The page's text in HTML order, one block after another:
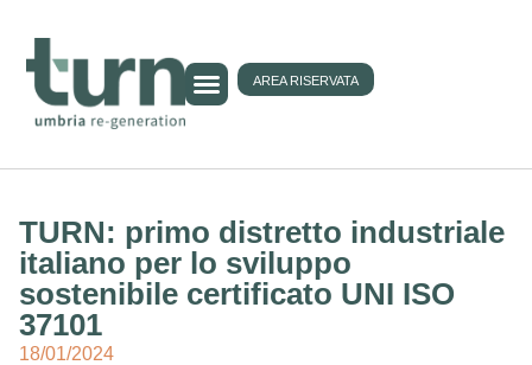
AREA RISERVATA
TURN: primo distretto industriale
italiano per lo sviluppo
sostenibile certificato UNI ISO
37101
18/01/2024